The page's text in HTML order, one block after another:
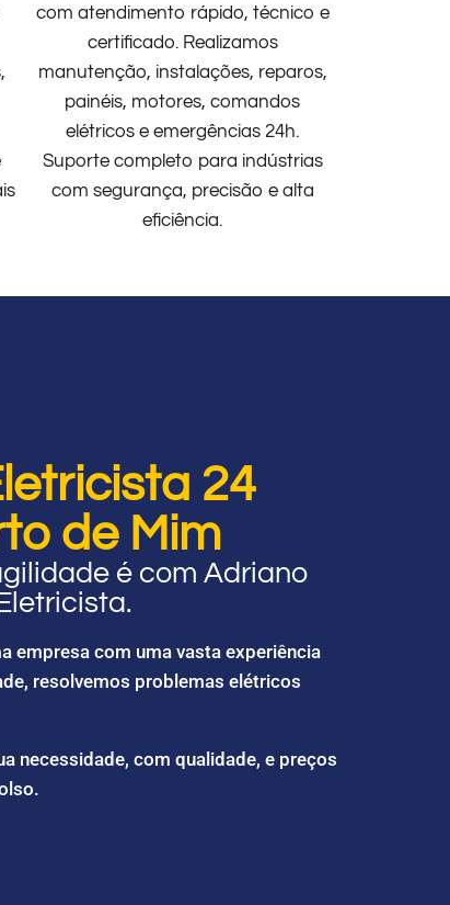
com atendimento rápido, técnico e
certificado. Realizamos
manutenção, instalações, reparos,
painéis, motores, comandos
elétricos e emergências 24h.
Suporte completo para indústrias
com segurança, precisão e alta
eficiência.
24
de Mim
é com Adriano
empresa com uma vasta experiência
resolvemos problemas elétricos
necessidade, com qualidade, e preços